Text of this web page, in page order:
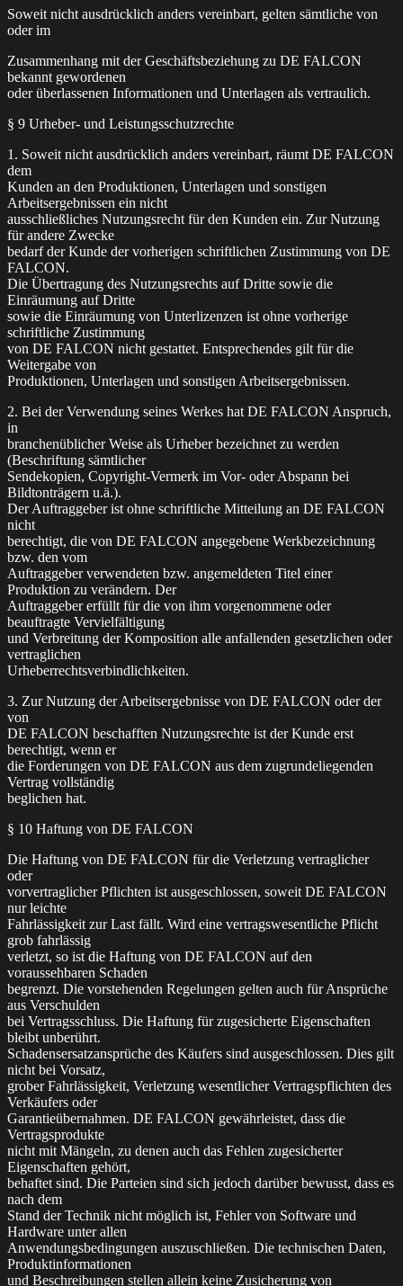
Soweit nicht ausdrücklich anders vereinbart, gelten sämtliche von
oder im
Zusammenhang mit der Geschäftsbeziehung zu DE FALCON
bekannt gewordenen
oder überlassenen Informationen und Unterlagen als vertraulich.
§ 9 Urheber- und Leistungsschutzrechte
1. Soweit nicht ausdrücklich anders vereinbart, räumt DE FALCON
dem
Kunden an den Produktionen, Unterlagen und sonstigen
Arbeitsergebnissen ein nicht
ausschließliches Nutzungsrecht für den Kunden ein. Zur Nutzung
für andere Zwecke
bedarf der Kunde der vorherigen schriftlichen Zustimmung von DE
FALCON.
Die Übertragung des Nutzungsrechts auf Dritte sowie die
Einräumung auf Dritte
sowie die Einräumung von Unterlizenzen ist ohne vorherige
schriftliche Zustimmung
von DE FALCON nicht gestattet. Entsprechendes gilt für die
Weitergabe von
Produktionen, Unterlagen und sonstigen Arbeitsergebnissen.
2. Bei der Verwendung seines Werkes hat DE FALCON Anspruch,
in
branchenüblicher Weise als Urheber bezeichnet zu werden
(Beschriftung sämtlicher
Sendekopien, Copyright-Vermerk im Vor- oder Abspann bei
Bildtonträgern u.ä.).
Der Auftraggeber ist ohne schriftliche Mitteilung an DE FALCON
nicht
berechtigt, die von DE FALCON angegebene Werkbezeichnung
bzw. den vom
Auftraggeber verwendeten bzw. angemeldeten Titel einer
Produktion zu verändern. Der
Auftraggeber erfüllt für die von ihm vorgenommene oder
beauftragte Vervielfältigung
und Verbreitung der Komposition alle anfallenden gesetzlichen oder
vertraglichen
Urheberrechtsverbindlichkeiten.
3. Zur Nutzung der Arbeitsergebnisse von DE FALCON oder der
von
DE FALCON beschafften Nutzungsrechte ist der Kunde erst
berechtigt, wenn er
die Forderungen von DE FALCON aus dem zugrundeliegenden
Vertrag vollständig
beglichen hat.
§ 10 Haftung von DE FALCON
Die Haftung von DE FALCON für die Verletzung vertraglicher
oder
vorvertraglicher Pflichten ist ausgeschlossen, soweit DE FALCON
nur leichte
Fahrlässigkeit zur Last fällt. Wird eine vertragswesentliche Pflicht
grob fahrlässig
verletzt, so ist die Haftung von DE FALCON auf den
voraussehbaren Schaden
begrenzt. Die vorstehenden Regelungen gelten auch für Ansprüche
aus Verschulden
bei Vertragsschluss. Die Haftung für zugesicherte Eigenschaften
bleibt unberührt.
Schadensersatzansprüche des Käufers sind ausgeschlossen. Dies gilt
nicht bei Vorsatz,
grober Fahrlässigkeit, Verletzung wesentlicher Vertragspflichten des
Verkäufers oder
Garantieübernahmen. DE FALCON gewährleistet, dass die
Vertragsprodukte
nicht mit Mängeln, zu denen auch das Fehlen zugesicherter
Eigenschaften gehört,
behaftet sind. Die Parteien sind sich jedoch darüber bewusst, dass es
nach dem
Stand der Technik nicht möglich ist, Fehler von Software und
Hardware unter allen
Anwendungsbedingungen auszuschließen. Die technischen Daten,
Produktinformationen
und Beschreibungen stellen allein keine Zusicherung von